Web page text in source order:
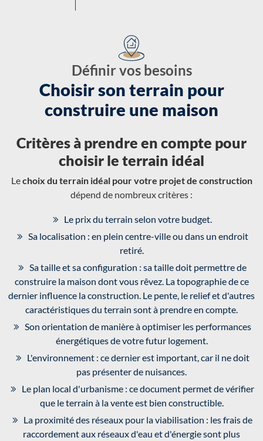
Définir vos besoins
Choisir son terrain pour
construire une maison
Critères à prendre en compte pour
choisir le terrain idéal
Lechoix du terrain idéal pour votre projet de construction
dépend de nombreux critères :
Le prix du terrain selon votre budget.
Sa localisation : en plein centre-ville ou dans un endroit
retiré.
Sa taille et sa configuration : sa taille doit permettre de
construire la maison dont vous rêvez. La topographie de ce
dernier influence la construction. Le pente, le relief et d'autres
caractéristiques du terrain sont à prendre en compte.
Son orientation de manière à optimiser les performances
énergétiques de votre futur logement.
L'environnement : ce dernier est important, car il ne doit
pas présenter de nuisances.
Le plan local d'urbanisme : ce document permet de vérifier
que le terrain à la vente est bien constructible.
La proximité des réseaux pour la viabilisation : les frais de
raccordement aux réseaux d'eau et d'énergie sont plus